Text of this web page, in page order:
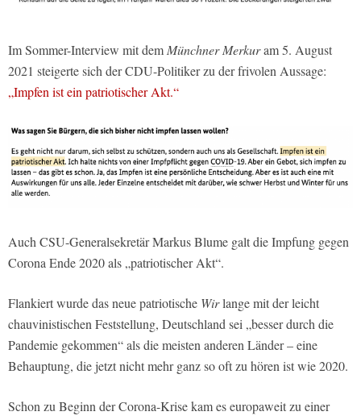
Im Sommer-Interview mit dem Münchner Merkuram 5. August
2021 steigerte sich der CDU-Politiker zu der frivolen Aussage:
„Impfen ist ein patriotischer Akt.“
Auch CSU-Generalsekretär Markus Blume galt die Impfung gegen
Corona Ende 2020 als „patriotischer Akt“.
Flankiert wurde das neue patriotische Wirlange mit der leicht
chauvinistischen Feststellung, Deutschland sei „besser durch die
Pandemie gekommen“ als die meisten anderen Länder – eine
Behauptung, die jetzt nicht mehr ganz so oft zu hören ist wie 2020.
Schon zu Beginn der Corona-Krise kam es europaweit zu einer